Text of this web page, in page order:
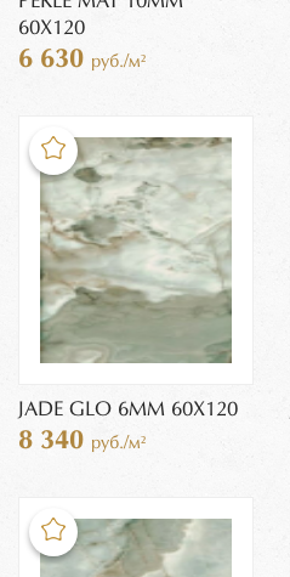
60X120
6 630 руб./м²
JADE GLO 6MM 60X120
8 340 руб./м²